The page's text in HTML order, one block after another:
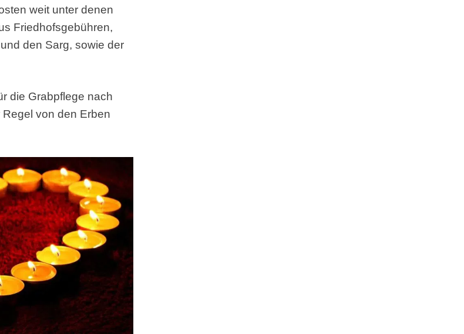
weit unter denen
Friedhofsgebühren,
den Sarg, sowie der
die Grabpflege nach
von den Erben